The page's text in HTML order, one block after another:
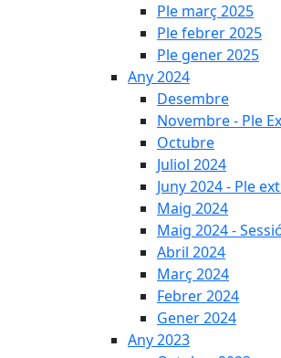
Ple març 2025
Ple febrer 2025
Ple gener 2025
Any 2024
Desembre
Novembre - Ple
Octubre
Juliol 2024
Juny 2024 - Ple
Maig 2024
Maig 2024 -
Abril 2024
Març 2024
Febrer 2024
Gener 2024
Any 2023